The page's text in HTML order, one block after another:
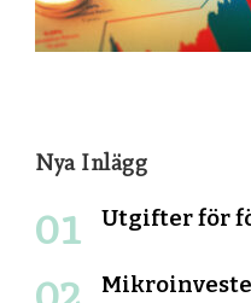
Nya Inlägg
Utgifter för